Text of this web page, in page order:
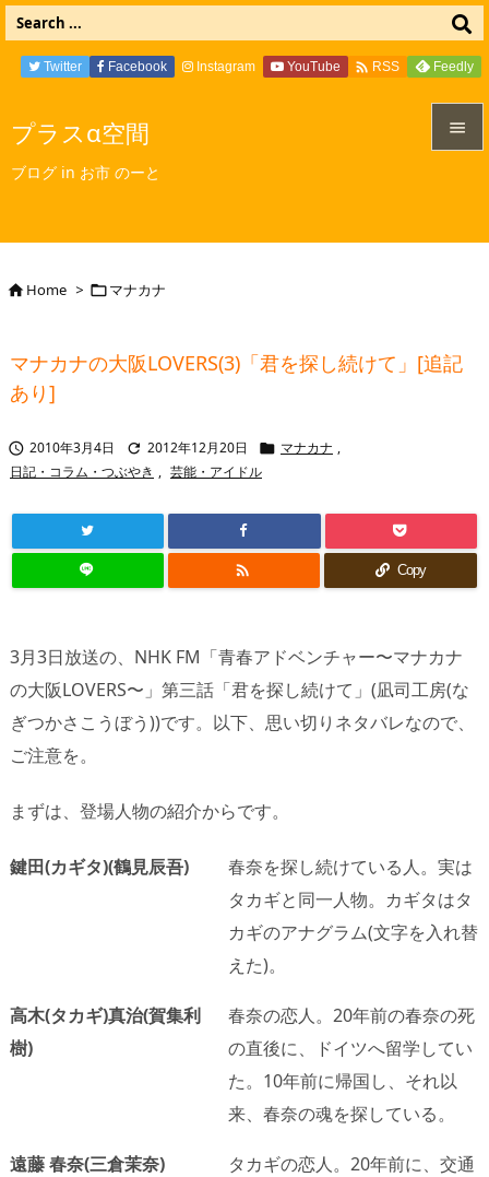
プラスα空間
ブログ in お市 のーと

次へ
Twitter Facebook Instagram YouTube  RSS Feedly
Home > マナカナ
マナカナの大阪LOVERS(3)「君を探し続けて」[追記
あり]
 2010年3月4日  2012年12月20日  マナカナ ,
日記・コラム・つぶやき , 芸能・アイドル
 Copy
3月3日放送の、NHK FM「青春アドベンチャー〜マナカナ
の大阪LOVERS〜」第三話「君を探し続けて」(凪司工房(な
ぎつかさこうぼう))です。以下、思い切りネタバレなので、
ご注意を。
まずは、登場人物の紹介からです。
鍵田(カギタ)(鶴見辰吾)
春奈を探し続けている人。実は
タカギと同一人物。カギタはタ
カギのアナグラム(文字を入れ替
えた)。
高木(タカギ)真治(賀集利
樹)
春奈の恋人。20年前の春奈の死
の直後に、ドイツへ留学してい
た。10年前に帰国し、それ以
来、春奈の魂を探している。
遠藤 春奈(三倉茉奈)
タカギの恋人。20年前に、交通